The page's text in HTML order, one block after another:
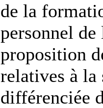
de la
personnel
proposition
relatives à
différenciée